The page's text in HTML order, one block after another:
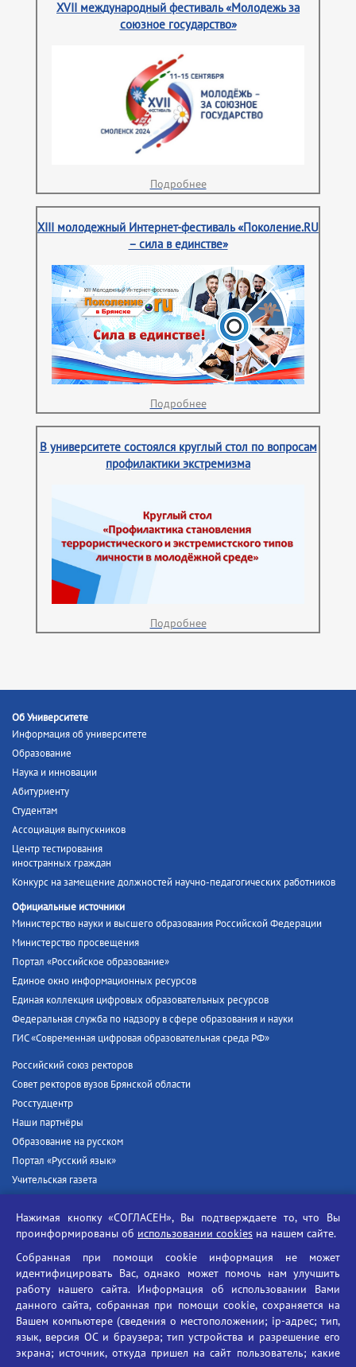
XVII международный фестиваль «Молодежь за
союзное государство»
Подробнее
XIII молодежный Интернет-фестиваль «Поколение.RU
– сила в единстве»
Подробнее
В университете состоялся круглый стол по вопросам
профилактики экстремизма
Подробнее
Об Университете
Информация об университете
Образование
Наука и инновации
Абитуриенту
Студентам
Ассоциация выпускников
Центр тестирования
иностранных граждан
Конкурс на замещение должностей научно-педагогических работников
Официальные источники
Министерство науки и высшего образования Российской Федерации
Министерство просвещения
Портал «Российское образование»
Единое окно информационных ресурсов
Единая коллекция цифровых образовательных ресурсов
Федеральная служба по надзору в сфере образования и науки
ГИС «Современная цифровая образовательная среда РФ»
Российский союз ректоров
Совет ректоров вузов Брянской области
Росстудцентр
Наши партнёры
Образование на русском
Портал «Русский язык»
Учительская газета
Единый портал государственных услуг
Противодействие угрозам информационной безопасности
Социальные ролики - Генеральная прокуратура РФ
Противодействие коррупции
БГУ против наркотиков
Брянский государственный университет
Нажимая кнопку «СОГЛАСЕН», Вы подтверждаете то, что Вы
проинформированы об использовании cookies на нашем сайте.
Собранная при помощи cookie информация не может
идентифицировать Вас, однако может помочь нам улучшить
работу нашего сайта. Информация об использовании Вами
данного сайта, собранная при помощи cookie, сохраняется на
Вашем компьютере (сведения о местоположении; ip-адрес; тип,
язык, версия ОС и браузера; тип устройства и разрешение его
экрана; источник, откуда пришел на сайт пользователь; какие